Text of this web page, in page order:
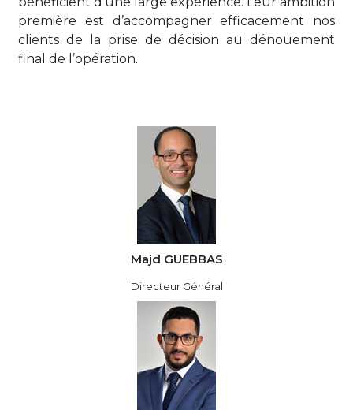
première est d’accompagner efficacement nos
clients de la prise de décision au dénouement
final de l’opération.
Majd GUEBBAS
Directeur Général